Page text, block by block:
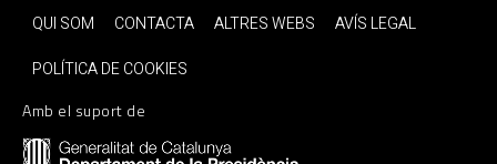
QUI SOM CONTACTA ALTRES WEBS
AVÍS LEGAL
POLÍTICA DE COOKIES
Amb el suport de